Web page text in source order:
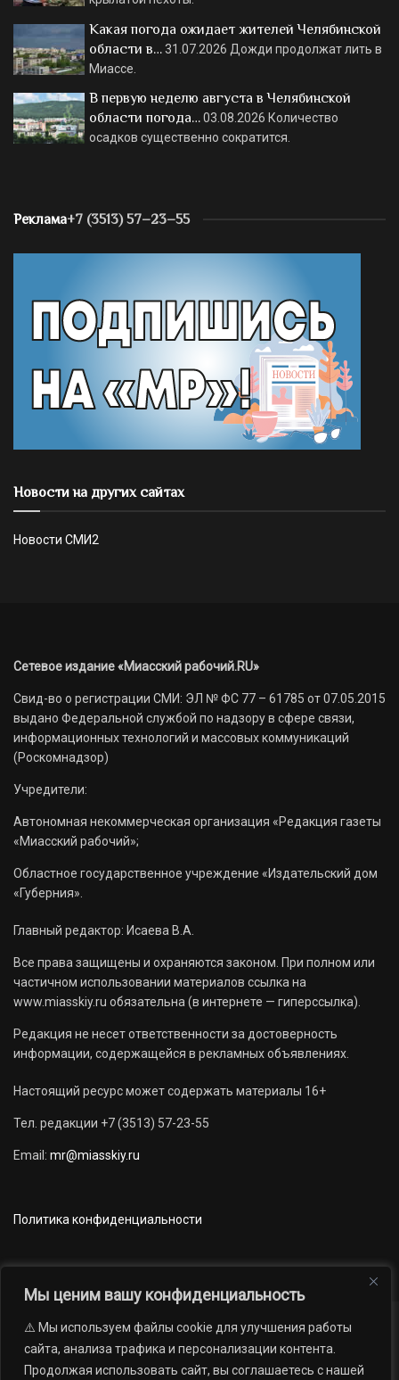
Мы ценим вашу конфиденциальность
⚠️ Мы используем файлы cookie для улучшения работы
сайта, анализа трафика и персонализации контента.
Продолжая использовать сайт, вы соглашаетесь с нашей
Какая погода ожидает жителей Челябинской
области в…31.07.2026 Дожди продолжат лить в
Миассе.
В первую неделю августа в Челябинской
области погода…03.08.2026 Количество
осадков существенно сократится.
Реклама+7 (3513) 57–23–55
Новости на других сайтах
Новости СМИ2
Сетевое издание «Миасский рабочий.RU»
Свид-во о регистрации СМИ: ЭЛ № ФС 77 – 61785 от 07.05.2015
выдано Федеральной службой по надзору в сфере связи,
информационных технологий и массовых коммуникаций
(Роскомнадзор)
Учредители:
Автономная некоммерческая организация «Редакция газеты
«Миасский рабочий»;
Областное государственное учреждение «Издательский дом
«Губерния».
Главный редактор: Исаева В.А.
Все права защищены и охраняются законом. При полном или
частичном использовании материалов ссылка на
www.miasskiy.ru обязательна (в интернете — гиперссылка).
Редакция не несет ответственности за достоверность
информации, содержащейся в рекламных объявлениях.
Настоящий ресурс может содержать материалы 16+
Тел. редакции +7 (3513) 57-23-55
Email: mr@miasskiy.ru
Политика конфиденциальности
Новости Наши проекты
Официально
АРХИВ
16+